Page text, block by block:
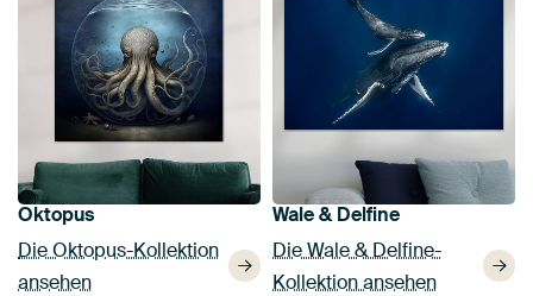
Oktopus
Die Oktopus-Kollektion
ansehen
Wale & Delfine
Die Wale & Delfine-
Kollektion ansehen